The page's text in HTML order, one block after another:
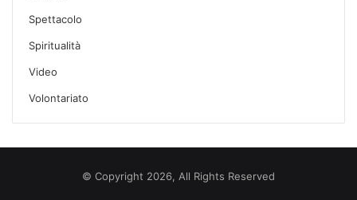
Spettacolo
Spiritualità
Video
Volontariato
© Copyright 2026, All Rights Reserved